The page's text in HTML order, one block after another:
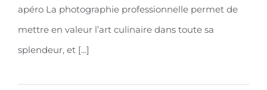
de la planche apéro
apéro La photographie professionnelle permet de
mettre en valeur l’art culinaire dans toute sa
splendeur, et [...]